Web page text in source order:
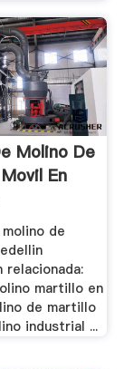
Molino De
En
de
relacionada:
martillo en
de martillo
industrial ...